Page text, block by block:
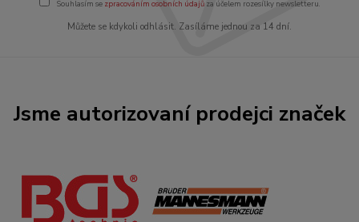
Souhlasím se zpracováním osobních údajůza účelem rozesílky newsletteru.
Můžete se kdykoli odhlásit. Zasíláme jednou za 14 dní.
Jsme autorizovaní prodejci značek